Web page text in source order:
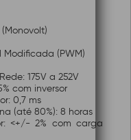
(PWM)
175V a 252V
com inversor
0,7 ms
(até 80%): 8 horas
<+/- 2% com carga